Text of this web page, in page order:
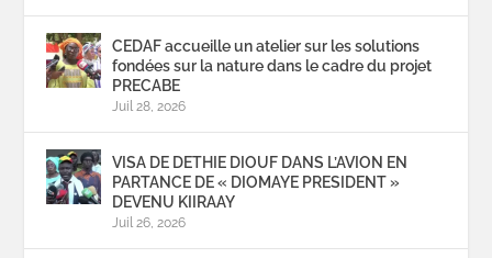
CEDAF accueille un atelier sur les solutions
fondées sur la nature dans le cadre du projet
PRECABE
Juil 28, 2026
VISA DE DETHIE DIOUF DANS L’AVION EN
PARTANCE DE « DIOMAYE PRESIDENT »
DEVENU KIIRAAY
Juil 26, 2026